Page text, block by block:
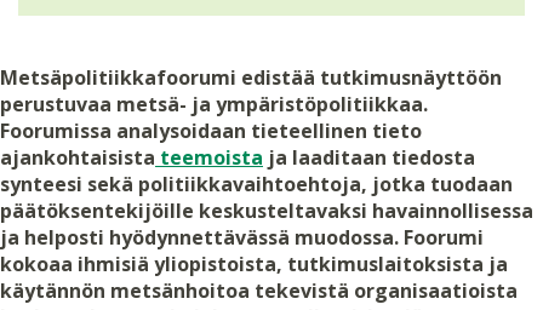
Metsäpolitiikkafoorumi edistää tutkimusnäyttöön
perustuvaa metsä- ja ympäristöpolitiikkaa.
Foorumissa analysoidaan tieteellinen tieto
ajankohtaisista teemoista ja laaditaan tiedosta
synteesi sekä politiikkavaihtoehtoja, jotka tuodaan
päätöksentekijöille keskusteltavaksi havainnollisessa
ja helposti hyödynnettävässä muodossa. Foorumi
kokoaa ihmisiä yliopistoista, tutkimuslaitoksista ja
käytännön metsänhoitoa tekevistä organisaatioista